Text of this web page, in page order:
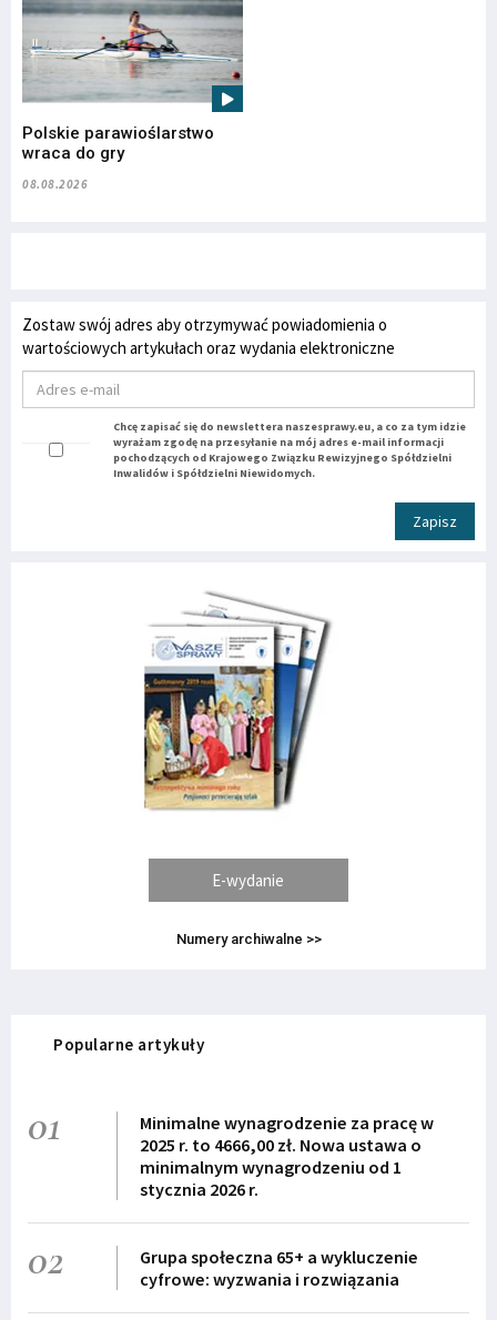
Polskie parawioślarstwo
wraca do gry
08.08.2026
Zostaw swój adres aby otrzymywać powiadomienia o
wartościowych artykułach oraz wydania elektroniczne
Chcę zapisać się do newslettera naszesprawy.eu, a co za tym idzie
wyrażam zgodę na przesyłanie na mój adres e-mail informacji
pochodzących od Krajowego Związku Rewizyjnego Spółdzielni
Inwalidów i Spółdzielni Niewidomych.
Zapisz
E-wydanie
Numery archiwalne >>
Popularne artykuły
01
Minimalne wynagrodzenie za pracę w
2025 r. to 4666,00 zł. Nowa ustawa o
minimalnym wynagrodzeniu od 1
stycznia 2026 r.
02
Grupa społeczna 65+ a wykluczenie
cyfrowe: wyzwania i rozwiązania